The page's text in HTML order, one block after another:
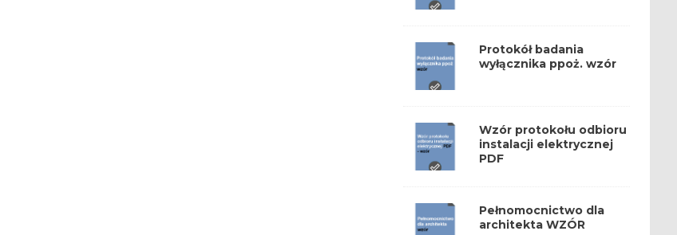
Protokół badania
wyłącznika ppoż. wzór
Wzór protokołu odbioru
instalacji elektrycznej
PDF
Pełnomocnictwo dla
architekta WZÓR